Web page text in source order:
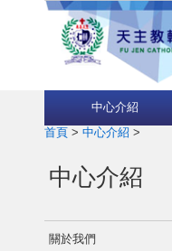
中心介紹
首頁 > 中心介紹 >
中心介紹
關於我們